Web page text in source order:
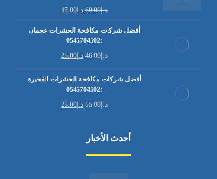
د.إ69.00 د.إ 45.00
أفضل شركات مكافحة الحشرات عجمان
:0545704502
د.إ46.00 د.إ 25.00
أفضل شركات مكافحة الحشرات الفجيرة
:0545704502
د.إ55.00 د.إ 25.00
أحدث الأخبار